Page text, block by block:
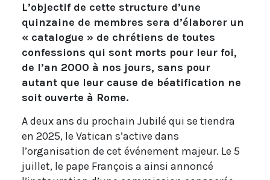
L’objectif de cette structure d’une
quinzaine de membres sera d’élaborer un
« catalogue » de chrétiens de toutes
confessions qui sont morts pour leur foi,
de l’an 2000 à nos jours, sans pour
autant que leur cause de béatification ne
soit ouverte à Rome.
A deux ans du prochain Jubilé qui se tiendra
en 2025, le Vatican s’active dans
l’organisation de cet événement majeur. Le 5
juillet, le pape François a ainsi annoncé